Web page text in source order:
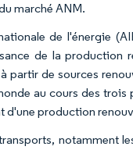
marché ANM.
de l'énergie
de la production
partir de sources
au cours des trois
d'une production
notamment